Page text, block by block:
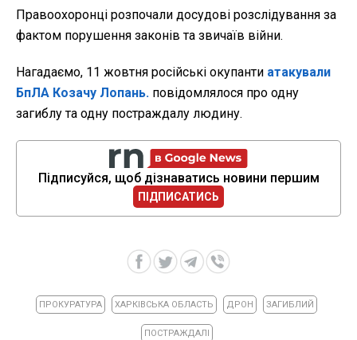
Правоохоронці розпочали досудові розслідування за
фактом порушення законів та звичаїв війни.
Нагадаємо, 11 жовтня російські окупанти атакували
БпЛА Козачу Лопань. повідомлялося про одну
загиблу та одну постраждалу людину.
Підписуйся, щоб дізнаватись новини першим
ПІДПИСАТИСЬ
ПРОКУРАТУРА ХАРКІВСЬКА ОБЛАСТЬ ДРОН ЗАГИБЛИЙ
ПОСТРАЖДАЛІ